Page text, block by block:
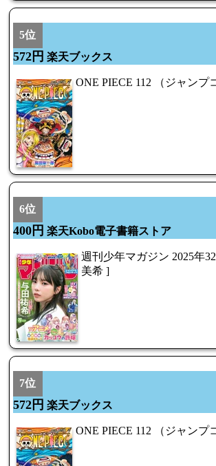
5位
572円 楽天ブックス
ONE PIECE 112 （ジャン
6位
400円 楽天Kobo電子書籍ストア
週刊少年マガジン 2025年
美希 ]
7位
572円 楽天ブックス
ONE PIECE 112 （ジャン